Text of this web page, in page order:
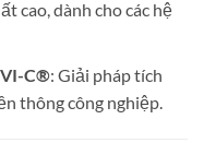
cao, dành cho các hệ
C®: Giải pháp tích
thông công nghiệp.